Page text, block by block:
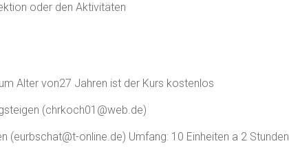
oder den Aktivitäten
Alter von27 Jahren ist der Kurs kostenlos
(chrkoch01@web.de)
(eurbschat@t-online.de) Umfang: 10 Einheiten a 2 Stunden